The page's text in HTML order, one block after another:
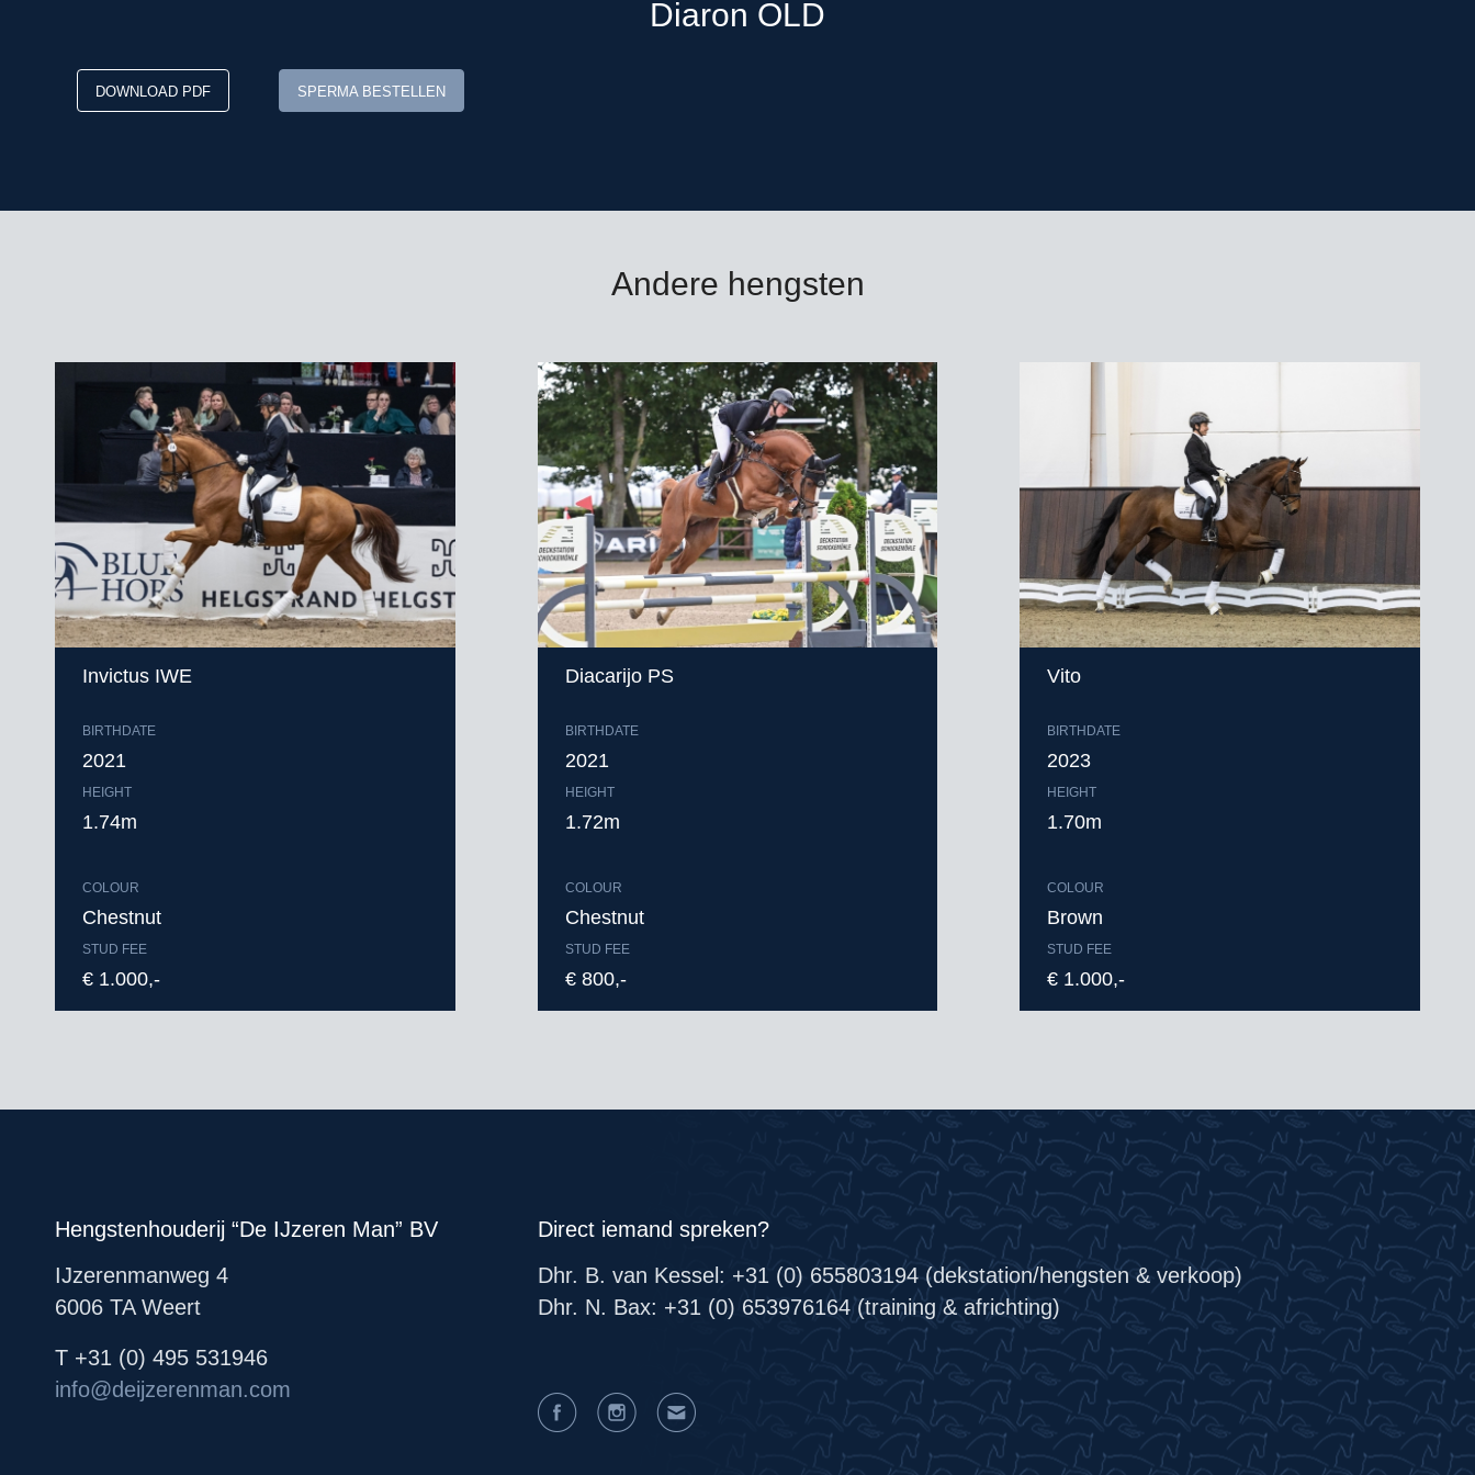
Diaron OLD is goedgekeurd voor DSP, Hannover, Holstein, Italië,
Bestellen voor 9.00 uur ‘s ochtends
Diaron OLD
DOWNLOAD PDF SPERMA BESTELLEN
Andere hengsten
Invictus IWE
BIRTHDATE
2021
HEIGHT
1.74m
COLOUR
Chestnut
STUD FEE
€ 1.000,-
Diacarijo PS
BIRTHDATE
2021
HEIGHT
1.72m
COLOUR
Chestnut
STUD FEE
€ 800,-
Vito
BIRTHDATE
2023
HEIGHT
1.70m
COLOUR
Brown
STUD FEE
€ 1.000,-
Hengstenhouderij “De IJzeren Man” BV
IJzerenmanweg 4
6006 TA Weert
T +31 (0) 495 531946
info@deijzerenman.com
Direct iemand spreken?
Dhr. B. van Kessel: +31 (0) 655803194 (dekstation/hengsten & verkoop)
Dhr. N. Bax: +31 (0) 653976164 (training & africhting)